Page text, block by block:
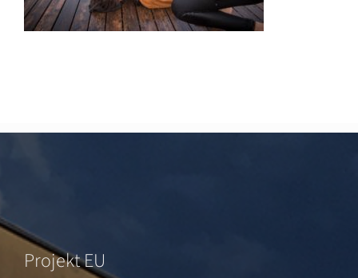
Projekt EU